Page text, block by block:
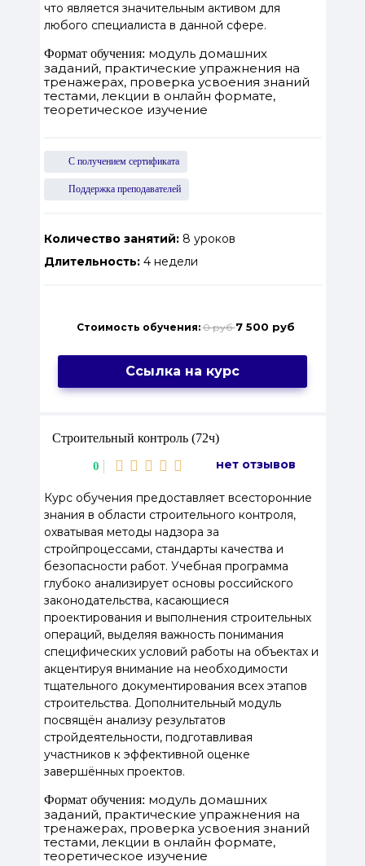
что является значительным активом для
любого специалиста в данной сфере.
Формат обучения: модуль домашних
заданий, практические упражнения на
тренажерах, проверка усвоения знаний
тестами, лекции в онлайн формате,
теоретическое изучение
С получением сертификата
Поддержка преподавателей
Количество занятий:8 уроков
Длительность:4 недели
Стоимость обучения: 0 руб7 500 руб
Ссылка на курс
Строительный контроль (72ч)
0 нет отзывов
Курс обучения предоставляет всесторонние
знания в области строительного контроля,
охватывая методы надзора за
стройпроцессами, стандарты качества и
безопасности работ. Учебная программа
глубоко анализирует основы российского
законодательства, касающиеся
проектирования и выполнения строительных
операций, выделяя важность понимания
специфических условий работы на объектах и
акцентируя внимание на необходимости
тщательного документирования всех этапов
строительства. Дополнительный модуль
посвящён анализу результатов
стройдеятельности, подготавливая
участников к эффективной оценке
завершённых проектов.
Формат обучения: модуль домашних
заданий, практические упражнения на
тренажерах, проверка усвоения знаний
тестами, лекции в онлайн формате,
теоретическое изучение